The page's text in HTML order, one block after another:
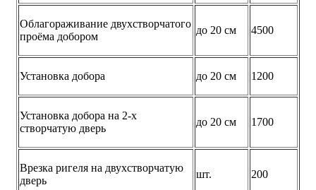
Облагораживание двухстворчатого
проёма добором
до 20 см 4500
Установка добора до 20 см 1200
Установка добора на 2-х
створчатую дверь
до 20 см 1700
Врезка ригеля на двухстворчатую
дверь
шт. 200